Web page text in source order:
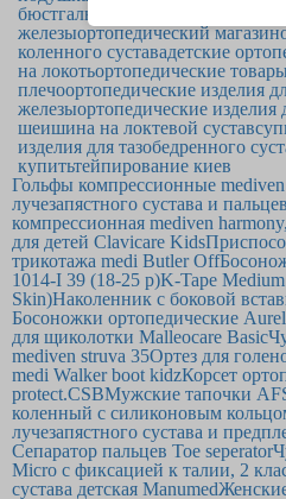
бюстгальтеры
железыортопедический магазин
коленного суставадетские
на локотьортопедические товары
плечоортопедические изделия
железыортопедические изделия
шеишина на локтевой сустав
изделия для тазобедренного
купитьтейпирование киев
Гольфы компрессионные mediven
лучезапястного сустава и
компрессионная mediven
для детей Clavicare Kids
трикотажа medi Butler Off
1014-I 39 (18-25 р)K-Tape
Skin)Наколенник с боковой
Босоножки ортопедические
для щиколотки Malleocare Basic
mediven struva 35Ортез для
medi Walker boot kidzКорсет
protect.CSBМужские тапочки
коленный с силиконовым
лучезапястного сустава и
Сепаратор пальцев Toe seperator
Micro с фиксацией к талии, 2
сустава детская Manumed